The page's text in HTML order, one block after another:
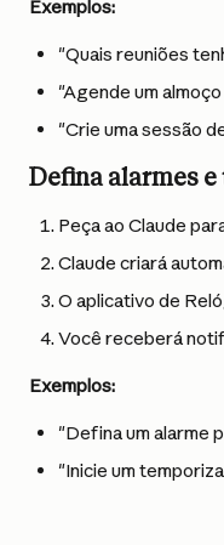
Exemplos:
"Quais reuniões
"Agende um
"Crie uma sessão
Defina alarmes
Peça ao Claude
Claude criará
O aplicativo de
Você receberá
Exemplos:
"Defina um alarme
"Inicie um